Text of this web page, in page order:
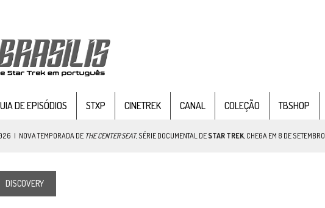
DE EPISÓDIOS STXP CINETREK CANAL COLEÇÃO TBSHOP
| NOVA TEMPORADA DE THE CENTER SEAT, SÉRIE DOCUMENTAL DE STAR TREK, CHEGA EM 8 DE SETEMBRO
DO TERCEIRO EPISÓDIO DA 4ª TEMPORADA DE STRANGE NEW WORDS
DISCOVERY